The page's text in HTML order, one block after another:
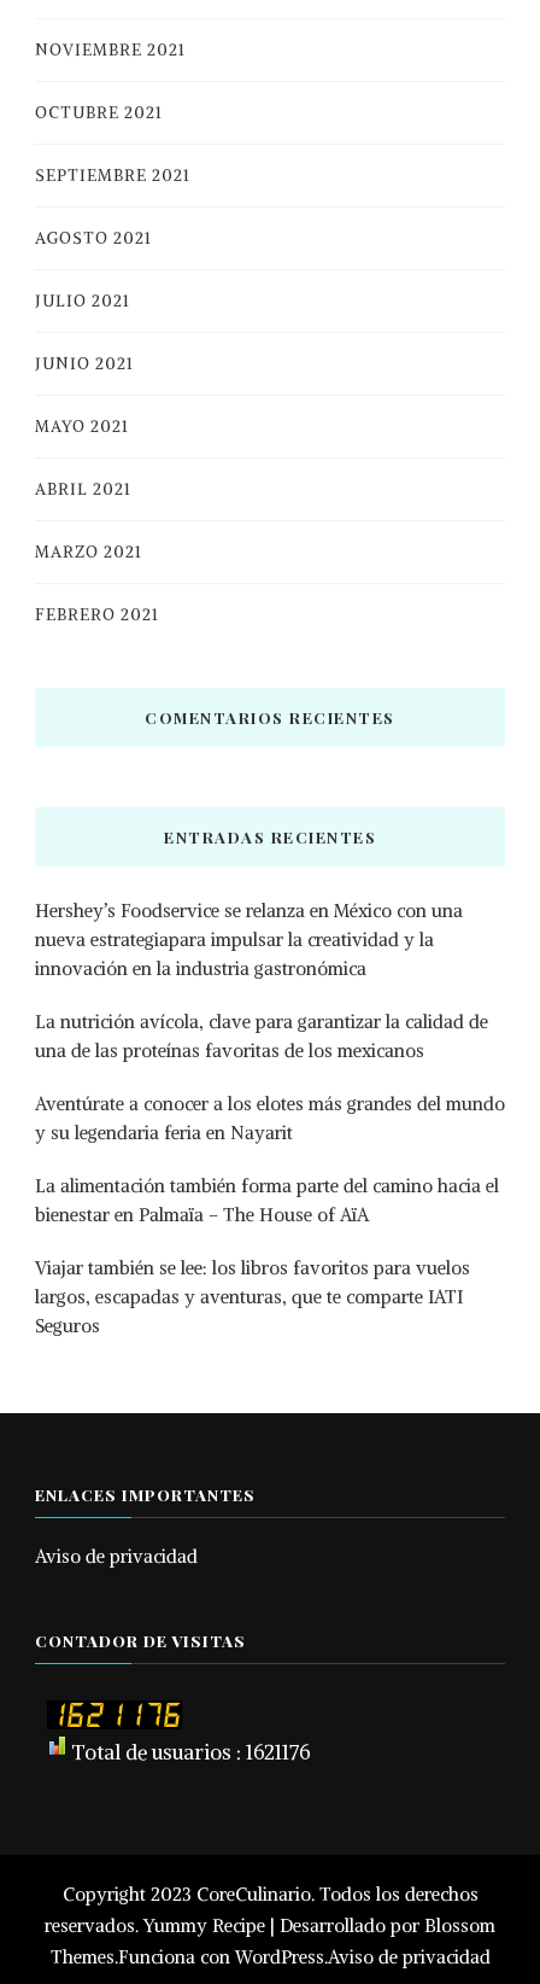
NOVIEMBRE 2021
OCTUBRE 2021
SEPTIEMBRE 2021
AGOSTO 2021
JULIO 2021
JUNIO 2021
MAYO 2021
ABRIL 2021
MARZO 2021
FEBRERO 2021
COMENTARIOS RECIENTES
ENTRADAS RECIENTES
Hershey’s Foodservice se relanza en México con una
nueva estrategiapara impulsar la creatividad y la
innovación en la industria gastronómica
La nutrición avícola, clave para garantizar la calidad de
una de las proteínas favoritas de los mexicanos
Aventúrate a conocer a los elotes más grandes del mundo
y su legendaria feria en Nayarit
La alimentación también forma parte del camino hacia el
bienestar en Palmaïa – The House of AïA
Viajar también se lee: los libros favoritos para vuelos
largos, escapadas y aventuras, que te comparte IATI
Seguros
ENLACES IMPORTANTES
Aviso de privacidad
CONTADOR DE VISITAS
Total de usuarios : 1621176
Copyright 2023 CoreCulinario. Todos los derechos
reservados.Yummy Recipe | Desarrollado por Blossom
Themes.Funciona conWordPress.Aviso de privacidad